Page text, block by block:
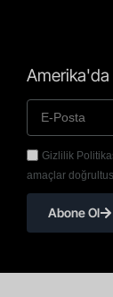
Amerika'da
Gizlilik
amaçlar
Abone Ol